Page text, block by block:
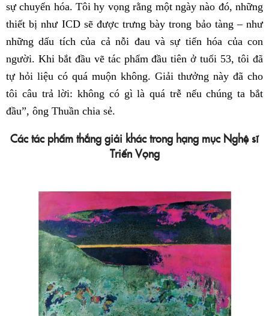
sự chuyển hóa. Tôi hy vọng rằng một ngày nào đó, những
thiết bị như ICD sẽ được trưng bày trong bảo tàng – như
những dấu tích của cả nỗi đau và sự tiến hóa của con
người. Khi bắt đầu vẽ tác phẩm đầu tiên ở tuổi 53, tôi đã
tự hỏi liệu có quá muộn không. Giải thưởng này đã cho
tôi câu trả lời: không có gì là quá trễ nếu chúng ta bắt
đầu”, ông Thuần chia sẻ.
Các tác phẩm thắng giải khác trong hạng mục Nghệ sĩ
Triển Vọng